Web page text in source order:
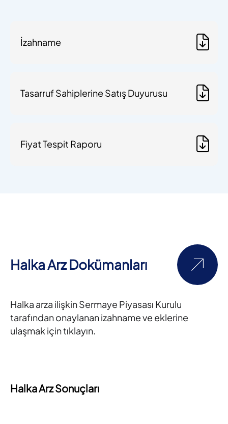
İzahname
Tasarruf Sahiplerine Satış Duyurusu
Fiyat Tespit Raporu
Halka Arz Dokümanları
Halka arza ilişkin Sermaye Piyasası Kurulu
tarafından onaylanan izahname ve eklerine
ulaşmak için tıklayın.
Halka Arz Sonuçları